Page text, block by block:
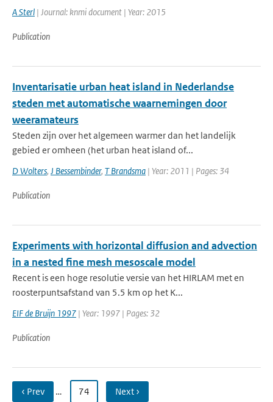
A Sterl | Journal: knmi document | Year: 2015
Publication
Inventarisatie urban heat island in Nederlandse
steden met automatische waarnemingen door
weeramateurs
Steden zijn over het algemeen warmer dan het landelijk
gebied er omheen (het urban heat island of...
D Wolters, J Bessembinder, T Brandsma | Year: 2011 | Pages: 34
Publication
Experiments with horizontal diffusion and advection
in a nested fine mesh mesoscale model
Recent is een hoge resolutie versie van het HIRLAM met en
roosterpuntsafstand van 5.5 km op het K...
EIF de Bruijn 1997 | Year: 1997 | Pages: 32
Publication
‹ Prev … 74 Next ›